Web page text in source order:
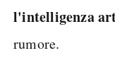
l'intelligenza
rumore.